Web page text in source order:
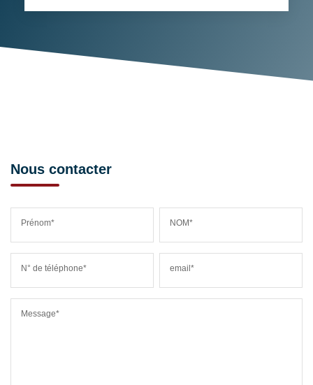
Nous contacter
Prénom* NOM*
N° de téléphone* email*
Message*